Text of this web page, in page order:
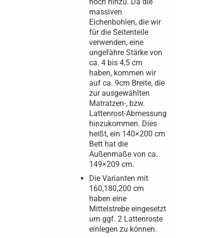
massiven
Eichenbohlen, die wir
für die Seitenteile
verwenden, eine
ungefähre Stärke von
ca. 4 bis 4,5 cm
haben, kommen wir
auf ca. 9cm Breite, die
zur ausgewählten
Matratzen-, bzw.
Lattenrost-Abmessung
hinzukommen. Dies
heißt, ein 140×200 cm
Bett hat die
Außenmaße von ca.
149×209 cm.
Die Varianten mit
160,180,200 cm
haben eine
Mittelstrebe eingesetzt
um ggf. 2 Lattenroste
einlegen zu können.